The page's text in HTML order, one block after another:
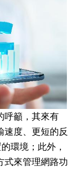
呼籲，其來有
速度、更短的反
環境；此外，
式來管理網路功